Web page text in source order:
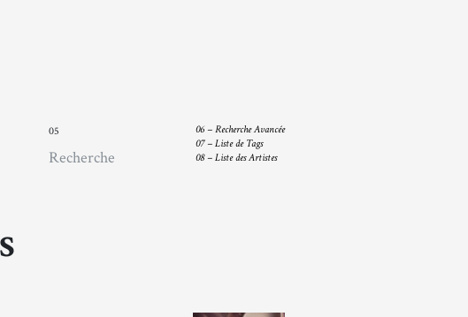
05 06 – Recherche Avancée
07 – Liste de Tags
08 – Liste des Artistes